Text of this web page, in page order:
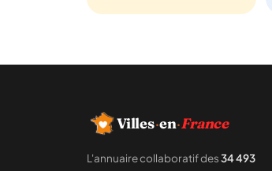
Villes·en·France
L'annuaire collaboratif des34 493